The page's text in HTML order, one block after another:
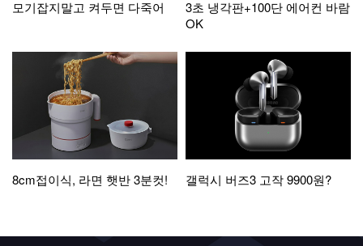
모기잡지말고 켜두면 다죽어
3초 냉각판+100단 에어컨 바람
OK
8cm접이식, 라면 햇반 3분컷! 갤럭시 버즈3 고작 9900원?